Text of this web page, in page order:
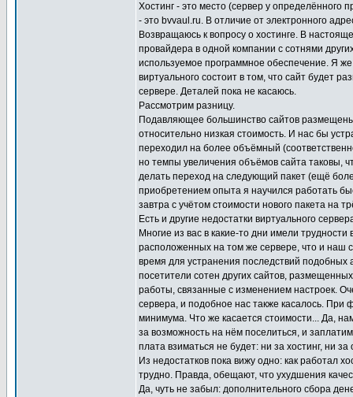
Хостинг - это место (сервер у
- это bvvaul.ru. В отличие от электронного
Возвращаюсь к вопросу о хостинге. В
провайдера в одной компании с сотнями
используемое программное обеспечение. Я
виртуального состоит в том, что сайт будет
сервере. Деталей пока не касаюсь.
Рассмотрим разницу.
Подавляющее большинство сайтов
относительно низкая стоимость. И нас бы
переходил на более объёмный
но темпы увеличения объёмов сайта таковы,
делать переход на следующий пакет (ещё
приобретением опыта я научился работать
завтра с учётом стоимости нового пакета на
Есть и другие недостатки виртуального
Многие из вас в какие-то дни имели
расположенных на том же сервере, что и наш
время для устранения последствий подобных
посетители сотен других сайтов,
работы, связанные с изменением настроек.
сервера, и подобное нас также касалось. При
минимума. Что же касается стоимости... Да,
за возможность на нём поселиться, и
плата взиматься не будет: ни за хостинг, ни
Из недостатков пока вижу одно: как работал
трудно. Правда, обещают, что ухудшения
Да, чуть не забыл: дополнительного сбора